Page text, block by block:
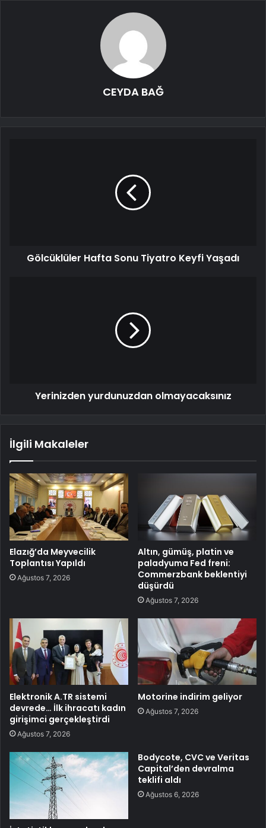
CEYDA BAĞ
Gölcüklüler Hafta Sonu Tiyatro Keyfi Yaşadı
Yerinizden yurdunuzdan olmayacaksınız
İlgili Makaleler
Elazığ’da Meyvecilik
Toplantısı Yapıldı
Ağustos 7, 2026
Altın, gümüş, platin ve
paladyuma Fed freni:
Commerzbank beklentiyi
düşürdü
Ağustos 7, 2026
Elektronik A.TR sistemi
devrede… İlk ihracatı kadın
girişimci gerçekleştirdi
Ağustos 7, 2026
Motorine indirim geliyor
Ağustos 7, 2026
Bodycote, CVC ve Veritas
Capital’den devralma
teklifi aldı
Ağustos 6, 2026